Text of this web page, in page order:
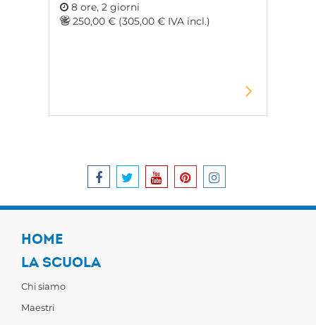
8 ore, 2 giorni
250,00 € (305,00 € IVA incl.)
HOME
LA SCUOLA
Chi siamo
Maestri